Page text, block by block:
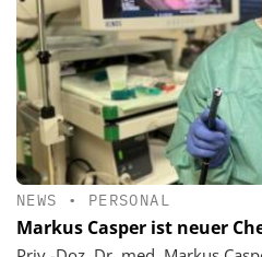
NEWS • PERSONAL
Markus Casper ist neuer